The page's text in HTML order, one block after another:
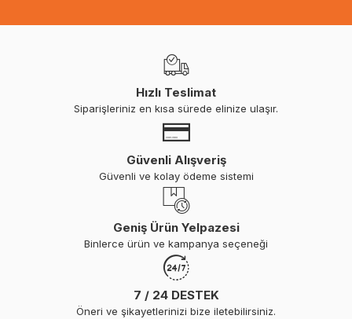
Hızlı Teslimat
Siparişleriniz en kısa sürede elinize ulaşır.
Güvenli Alışveriş
Güvenli ve kolay ödeme sistemi
Geniş Ürün Yelpazesi
Binlerce ürün ve kampanya seçeneği
7 / 24 DESTEK
Öneri ve şikayetlerinizi bize iletebilirsiniz.